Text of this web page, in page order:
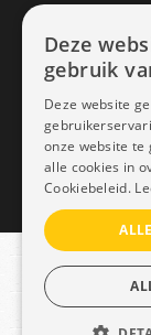
Deze
gebruik
Deze website
onze website te
alle cookies in
Cookiebeleid.